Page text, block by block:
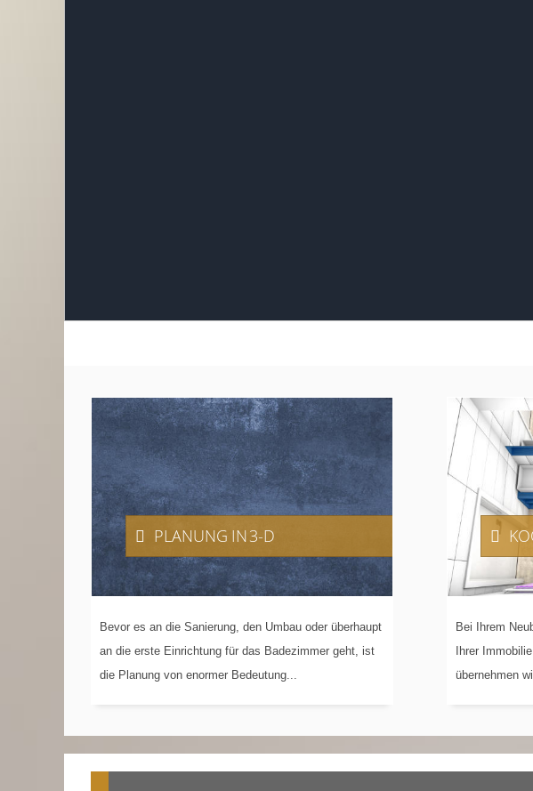
PLANUNG IN 3-D
Bevor es an die Sanierung, den Umbau oder überhaupt
an die erste Einrichtung für das Badezimmer geht, ist
die Planung von enormer Bedeutung...
Bei Ihrem
Ihrer
übernehmen